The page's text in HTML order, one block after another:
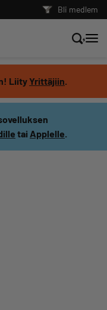
Bli medlem
LiityYrittäjiin.
tai Applelle.
utbildningar